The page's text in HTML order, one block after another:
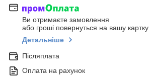
Ви отримаєте замовлення
або гроші повернуться на вашу картку
Детальніше
Післяплата
Оплата на рахунок